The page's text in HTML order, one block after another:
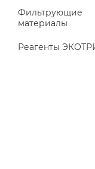
Фильтрующие
материалы
Реагенты